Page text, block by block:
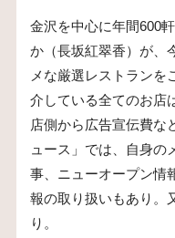
金沢を中心に年間600
か（長坂紅翠香）が、
メな厳選レストランを
介している全てのお店
店側から広告宣伝費な
ュース」では、自身の
事、ニューオープン情
報の取り扱いもあり。
り。